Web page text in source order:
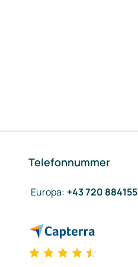
Telefonnummer
Europa: +43 720 884155